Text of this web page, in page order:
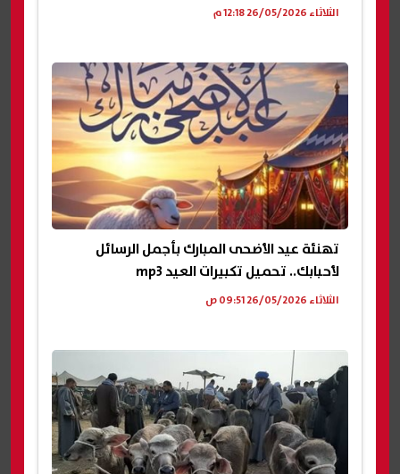
الثلاثاء 26/05/2026 12:18 م
تهنئة عيد الأضحى المبارك بأجمل الرسائل
لأحبابك.. تحميل تكبيرات العيد mp3
الثلاثاء 26/05/2026 09:51 ص